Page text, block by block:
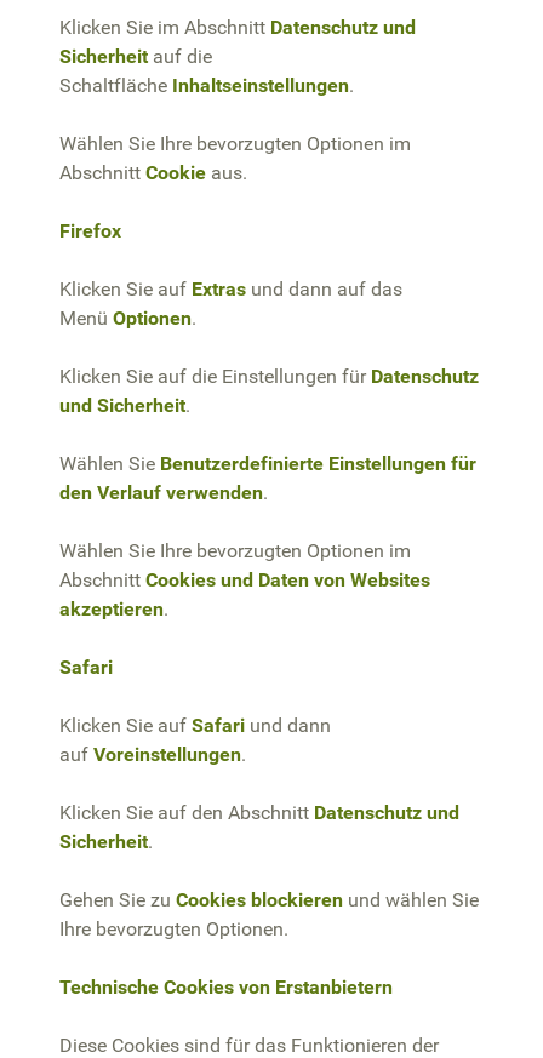
Klicken Sie im Abschnitt Datenschutz und
Sicherheit auf die
Schaltfläche Inhaltseinstellungen.
Wählen Sie Ihre bevorzugten Optionen im
Abschnitt Cookie aus.
Firefox
Klicken Sie auf Extras und dann auf das
Menü Optionen.
Klicken Sie auf die Einstellungen für Datenschutz
und Sicherheit.
Wählen Sie Benutzerdefinierte Einstellungen für
den Verlauf verwenden.
Wählen Sie Ihre bevorzugten Optionen im
Abschnitt Cookies und Daten von Websites
akzeptieren.
Safari
Klicken Sie auf Safari und dann
auf Voreinstellungen.
Klicken Sie auf den Abschnitt Datenschutz und
Sicherheit.
Gehen Sie zu Cookies blockieren und wählen Sie
Ihre bevorzugten Optionen.
Technische Cookies von Erstanbietern
Diese Cookies sind für das Funktionieren der